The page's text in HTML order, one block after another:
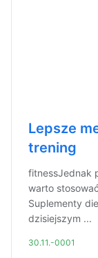
Lepsze
trening
fitnessJednak
warto
Suplementy
dzisiejszym ...
30.11.-0001